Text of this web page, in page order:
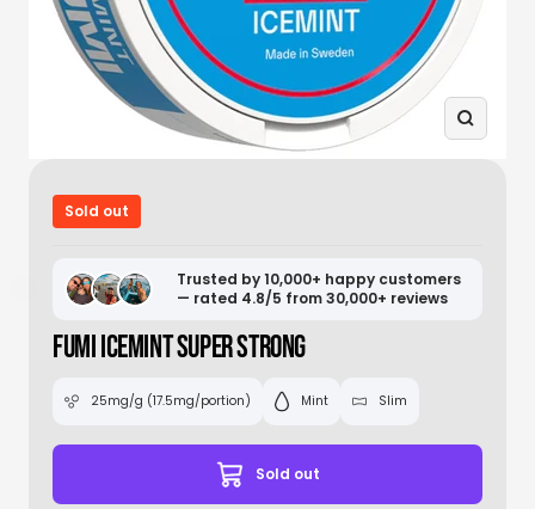
Zoom
Sold out
Trusted by 10,000+ happy customers
— rated 4.8/5 from 30,000+ reviews
FUMI ICEMINT SUPER STRONG
25mg/g (17.5mg/portion) Mint Slim
Sold out